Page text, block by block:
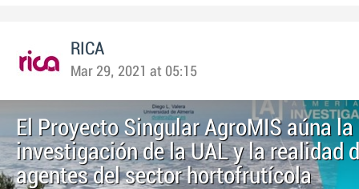
RICA
Mar 29, 2021 at 05:15
El Proyecto Singular AgroMIS aúna la
investigación de la UAL y la realidad
agentes del sector hortofrutícola